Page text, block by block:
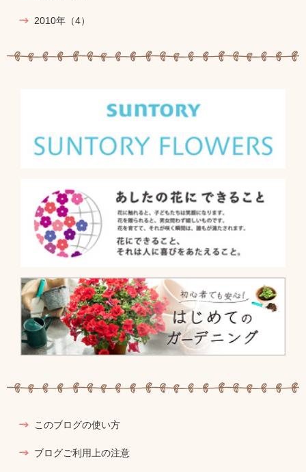
2010年 （4）
このブログの使い方
ブログご利用上の注意